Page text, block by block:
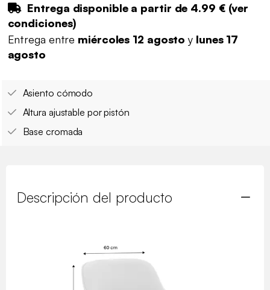
Entrega disponible a partir de 4.99 €(ver
condiciones)
Entrega entre miércoles 12 agostoy lunes 17
agosto
Asiento cómodo
Altura ajustable por pistón
Base cromada
Descripción del producto